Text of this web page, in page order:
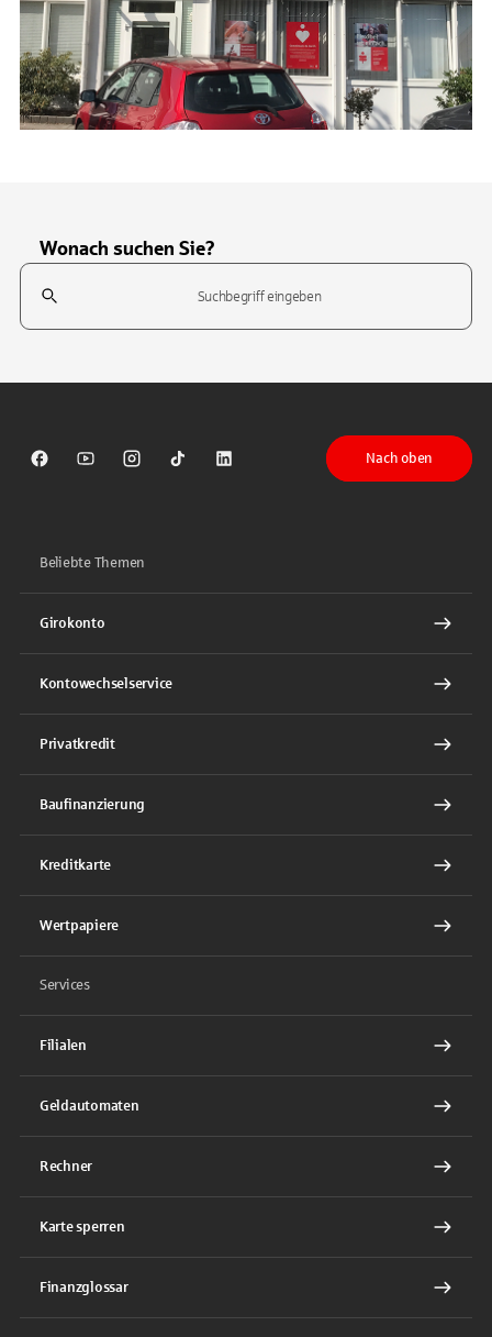
Wonach suchen Sie?
Suchfeld
Sparkasse auf Facebook
Sparkasse auf Youtube
Sparkasse auf Instagram
Sparkasse auf TikTok
Sparkasse auf LinkedIn
Nach oben
Beliebte Themen
Girokonto
Kontowechselservice
Privatkredit
Baufinanzierung
Kreditkarte
Wertpapiere
Services
Filialen
Geldautomaten
Rechner
Karte sperren
Finanzglossar